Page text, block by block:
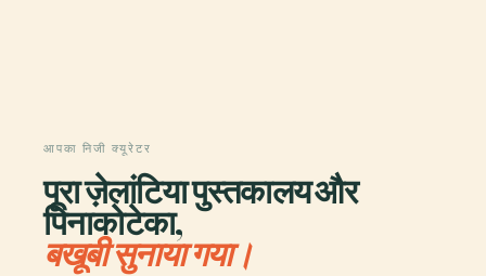
आपका निजी क्यूरेटर
पूरा ज़ेलांटिया पुस्तकालय और
पिनाकोटेका,
बखूबी सुनाया गया।